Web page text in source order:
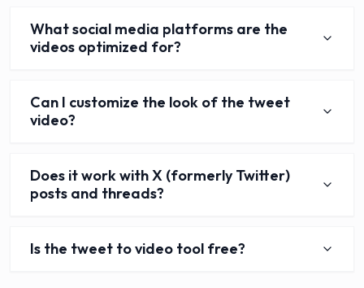
What social media platforms are the
videos optimized for?
Can I customize the look of the tweet
video?
Does it work with X (formerly Twitter)
posts and threads?
Is the tweet to video tool free?